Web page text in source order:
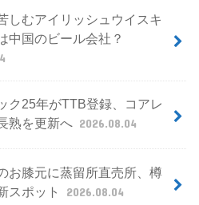
しむアイリッシュウイスキ
中国のビール会社？
ク25年がTTB登録、コアレ
熟を更新へ 2026.08.04
お膝元に蒸留所直売所、樽
スポット
2026.08.04